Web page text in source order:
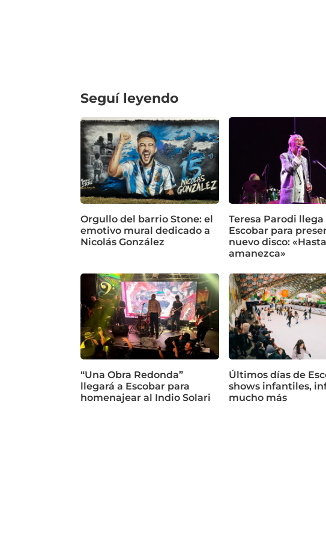
Seguí leyendo
Orgullo del barrio Stone: el
emotivo mural dedicado a
Nicolás González
Teresa Parodi llega
Escobar para
nuevo disco:
amanezca»
“Una Obra Redonda”
llegará a Escobar para
homenajear al Indio Solari
Últimos días de
shows infantiles,
mucho más